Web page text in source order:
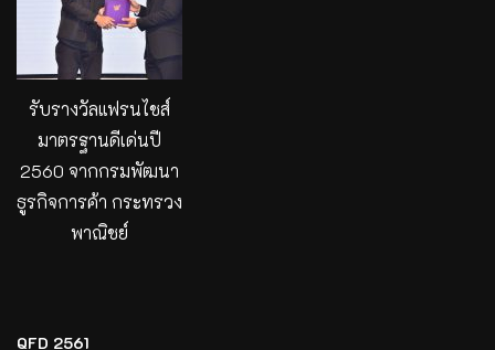
รับรางวัลแฟรนไชส์
มาตรฐานดีเด่นปี
2560 จากกรมพัฒนา
ธูรกิจการค้า กระทรวง
พาณิชย์
QFD 2561